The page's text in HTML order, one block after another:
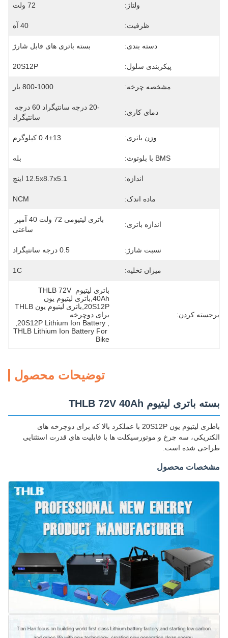
ولتاژ: 72 ولت
ظرفیت: 40 آه
دسته بندی: بسته باتری های قابل شارژ
پیکربندی سلول: 20S12P
مشخصه چرخه: 800-1000 بار
دمای کاری:
سانتیگراد
وزن باتری: 0.4±13 کیلوگرم
BMS با بلوتوث: بله
اندازه: 12.5x8.7x5.1 اینچ
ماده اندک: NCM
اندازه باتری:
ساعتی
نسبت شارژ: 0.5 درجه سانتیگراد
میزان تخلیه: 1C
برجسته کردن:
باتری لیتیوم THLB 72V
برای دوچرخه
20S12P Lithium Ion Battery
THLB Lithium Ion Battery For
Bike
توضیحات محصول
بسته باتری لیتیوم THLB 72V 40Ah
باطری لیتیوم یون 20S12P با عملکرد بالا که برای دوچرخه های
الکتریکی، سه چرخ و موتورسیکلت ها با قابلیت های قدرت استثنایی
طراحی شده است.
مشخصات محصول